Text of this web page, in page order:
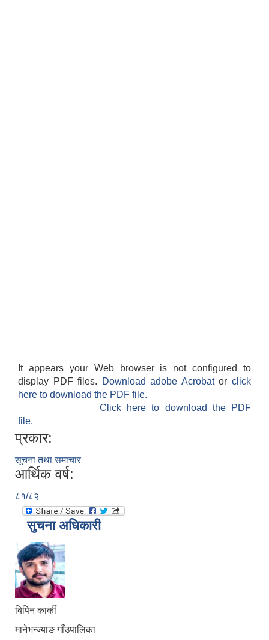
It appears your Web browser is not configured to
display PDF files.
Download adobe Acrobatorclick
here to download the PDF file.
Click here to download the PDF
file.
प्रकार:
सूचना तथा समाचार
आर्थिक वर्ष:
८१/८२
सुचना अधिकारी
बिपिन कार्की
मानेभन्ज्याङ गाँउपालिका